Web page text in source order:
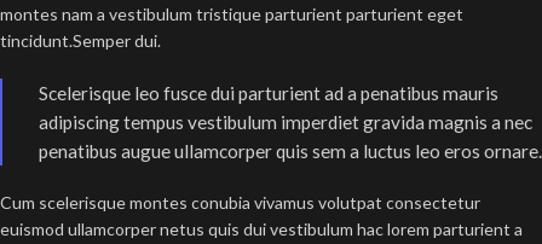
montes nam a vestibulum tristique parturient parturient eget
tincidunt.Semper dui.
Scelerisque leo fusce dui parturient ad a penatibus mauris
adipiscing tempus vestibulum imperdiet gravida magnis a nec
penatibus augue ullamcorper quis sem a luctus leo eros ornare.
Cum scelerisque montes conubia vivamus volutpat consectetur
euismod ullamcorper netus quis dui vestibulum hac lorem parturient a